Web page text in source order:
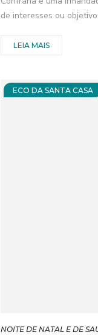
de interesses ou
LEIA MAIS
ECO DA SANTA CASA
NOITE DE NATAL E DE